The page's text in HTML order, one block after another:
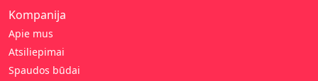
Kompanija
Apie mus
Atsiliepimai
Spaudos būdai